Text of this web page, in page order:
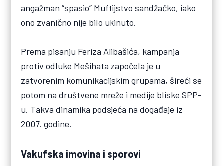
angažman “spasio” Muftijstvo sandžačko, iako
ono zvanično nije bilo ukinuto.
Prema pisanju Feriza Alibašića, kampanja
protiv odluke Mešihata započela je u
zatvorenim komunikacijskim grupama, šireći se
potom na društvene mreže i medije bliske SPP-
u. Takva dinamika podsjeća na događaje iz
2007. godine.
Vakufska imovina i sporovi